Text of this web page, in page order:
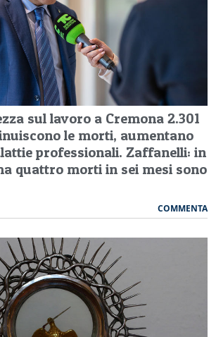
sul lavoro a Cremona 2.301
le morti, aumentano
professionali. Zaffanelli: in
quattro morti in sei mesi sono
COMMENTA